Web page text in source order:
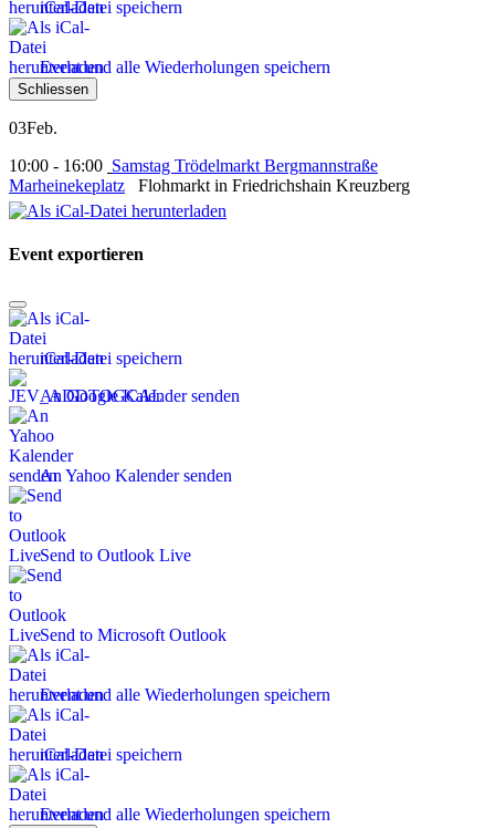
iCal-Datei speichern
Event und alle Wiederholungen speichern
Schliessen
03Feb.
10:00 - 16:00 Samstag Trödelmarkt Bergmannstraße
Marheinekeplatz Flohmarkt in Friedrichshain Kreuzberg
Event exportieren
iCal-Datei speichern
An Google Kalender senden
An Yahoo Kalender senden
Send to Outlook Live
Send to Microsoft Outlook
Event und alle Wiederholungen speichern
iCal-Datei speichern
Event und alle Wiederholungen speichern